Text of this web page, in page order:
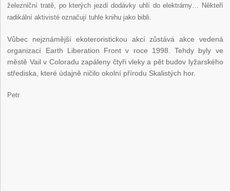
železniční tratě, po kterých jezdí dodávky uhlí do elektrárny… Někteří
radikální aktivisté označují tuhle knihu jako bibli.
Vůbec nejznámější ekoteroristickou akcí zůstává akce vedená
organizací Earth Liberation Front v roce 1998. Tehdy byly ve
městě Vail v Coloradu zapáleny čtyři vleky a pět budov lyžarského
střediska, které údajně ničilo okolní přírodu Skalistých hor.
Petr